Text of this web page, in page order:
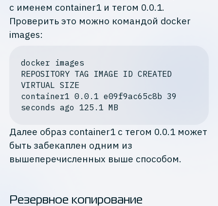
с именем container1 и тегом 0.0.1.
Проверить это можно командой docker
images:
docker images
REPOSITORY TAG IMAGE ID CREATED
VIRTUAL SIZE
container1 0 .0 .1 e09f9ac65c8b
seconds ago 125 .1 MB
Далее образ container1 с тегом 0.0.1 может
быть забекаплен одним из
вышеперечисленных выше способом.
Резервное копирование